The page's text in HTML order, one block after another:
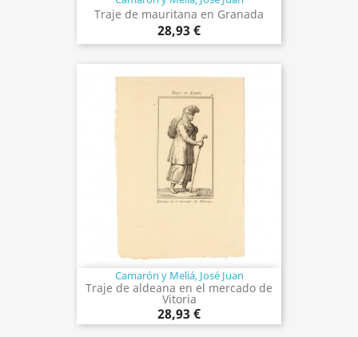
Traje de mauritana en Granada
28,93 €
Camarón y Meliá, José Juan
Traje de aldeana en el mercado de
Vitoria
28,93 €